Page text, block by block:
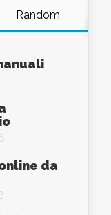
Random
da